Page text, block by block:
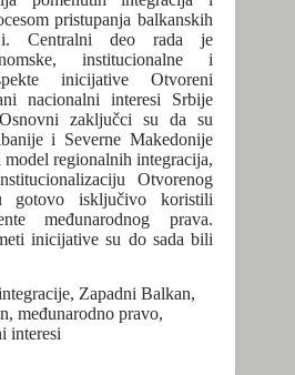
pristupanja balkanskih
Centralni deo rada je
institucionalne i
inicijative Otvoreni
nacionalni interesi Srbije
zaključci su da su
i Severne Makedonije
regionalnih integracija,
Otvorenog
isključivo koristili
međunarodnog prava.
inicijative su do sada bili
Zapadni Balkan,
međunarodno pravo,
interesi